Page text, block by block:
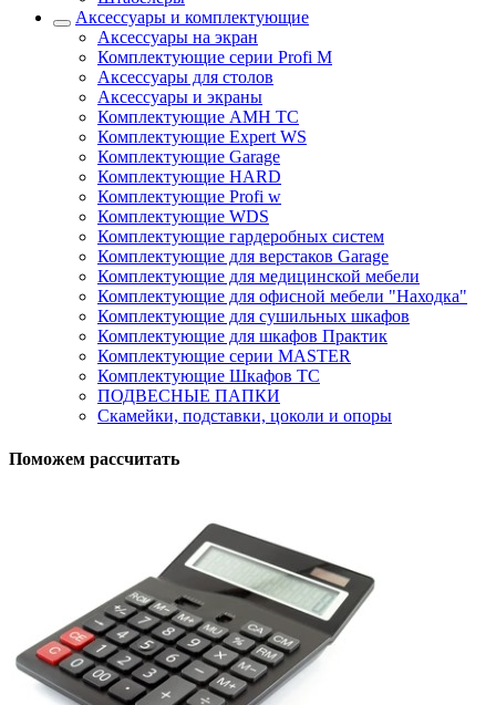
Аксессуары и комплектующие
Аксессуары на экран
Комплектующие серии Profi M
Аксессуары для столов
Аксессуары и экраны
Комплектующие AMH TC
Комплектующие Expert WS
Комплектующие Garage
Комплектующие HARD
Комплектующие Profi w
Комплектующие WDS
Комплектующие гардеробных систем
Комплектующие для верстаков Garage
Комплектующие для медицинской мебели
Комплектующие для офисной мебели "Находка"
Комплектующие для сушильных шкафов
Комплектующие для шкафов Практик
Комплектующие серии MASTER
Комплектующие Шкафов ТС
ПОДВЕСНЫЕ ПАПКИ
Скамейки, подставки, цоколи и опоры
Поможем рассчитать